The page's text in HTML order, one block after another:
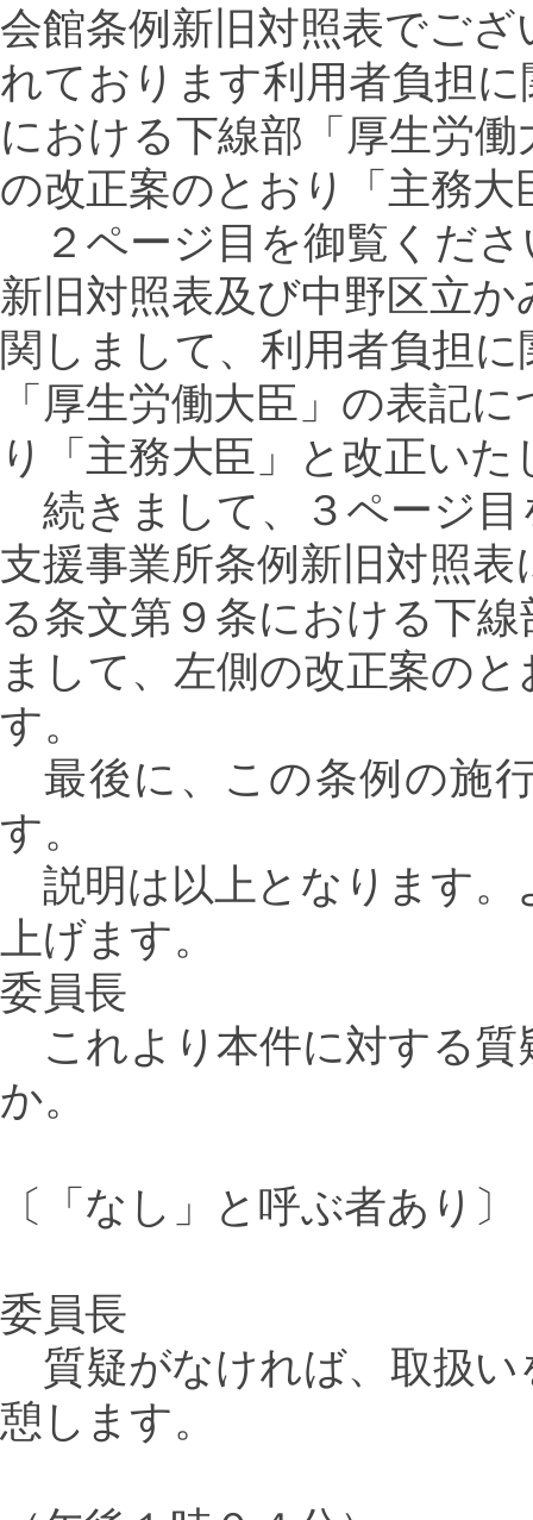
会館条例新旧対照表でご
れております利用者負担
における下線部「厚生労
の改正案のとおり「主務
２ページ目を御覧くださ
新旧対照表及び中野区立
関しまして、利用者負担
「厚生労働大臣」の表記
り「主務大臣」と改正いた
続きまして、３ページ目
支援事業所条例新旧対照
る条文第９条における下
まして、左側の改正案の
す。
最後に、この条例の施
す。
説明は以上となります。
上げます。
委員長
これより本件に対する質
か。
〔「なし」と呼ぶ者あり〕
委員長
質疑がなければ、取扱い
憩します。